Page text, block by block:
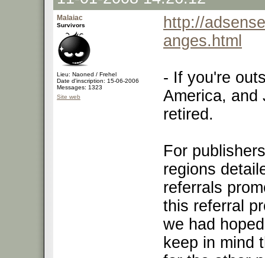
Malaiac
Survivors
Lieu: Naoned / Frehel
Date d'inscription: 15-06-2006
Messages: 1323
Site web
http://
anges.html
- If you're
America, and
retired.
For
regions
referrals
this referral
we had
keep in mind